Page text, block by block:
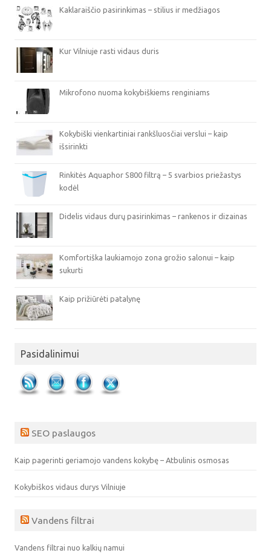
Kaklaraiščio pasirinkimas – stilius ir medžiagos
Kur Vilniuje rasti vidaus duris
Mikrofono nuoma kokybiškiems renginiams
Kokybiški vienkartiniai rankšluosčiai verslui – kaip
išsirinkti
Rinkitės Aquaphor S800 filtrą – 5 svarbios priežastys
kodėl
Didelis vidaus durų pasirinkimas – rankenos ir dizainas
Komfortiška laukiamojo zona grožio salonui – kaip
sukurti
Kaip prižiūrėti patalynę
Pasidalinimui
SEO paslaugos
Kaip pagerinti geriamojo vandens kokybę – Atbulinis osmosas
Kokybiškos vidaus durys Vilniuje
Vandens filtrai
Vandens filtrai nuo kalkių namui